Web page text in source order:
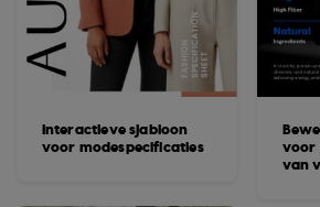
Interactieve sjabloon
voor modespecificaties
voor
van